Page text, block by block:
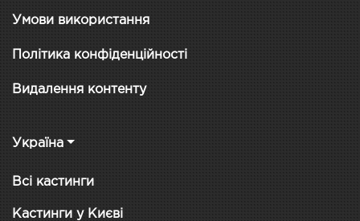
Умови використання
Політика конфіденційності
Видалення контенту
Україна
Всі кастинги
Кастинги у Києві